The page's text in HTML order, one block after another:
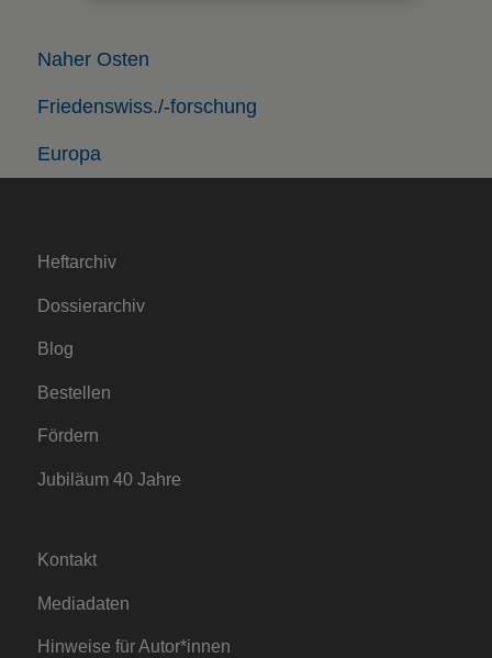
Europa
Friedenswiss./-forschung
Naher Osten
Heftarchiv
Dossierarchiv
Blog
Bestellen
Fördern
Jubiläum 40 Jahre
Kontakt
Mediadaten
Hinweise für Autor*innen